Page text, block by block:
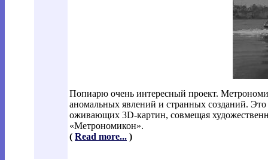
Попиарю очень интересный проект.
аномальных явлений и странных созданий. Это
оживающих 3D-картин, совмещая
«Метрономикон».
( Read more... )